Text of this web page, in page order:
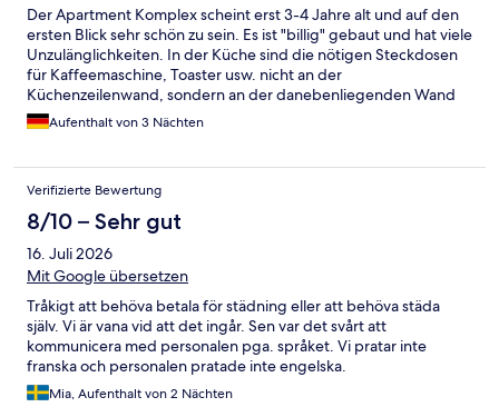
Der Apartment Komplex scheint erst 3-4 Jahre alt und auf den
ersten Blick sehr schön zu sein. Es ist "billig" gebaut und hat viele
Unzulänglichkeiten. In der Küche sind die nötigen Steckdosen
für Kaffeemaschine, Toaster usw. nicht an der
Küchenzeilenwand, sondern an der danebenliegenden Wand
angebracht, was keinen Sinn macht. Es gibt keine Fliegengitter,
obwohl die Gegend als extremes Mosquito Gebiet bekannt ist.
Schlafzimmer waren ohne. Das Fenster konnte man aber wegen
der fehlenden Fliegengitter und Mücken nicht öffnen. Die
Sauberkeit des Apartments ließ zu wünschen übrig. Der Pool
war nur von 10 bis 18 Uhr geöffnet, was auch keinen Sinn macht,
wenn man gerne vor dem Frühstück und den Ausflügen. bzw.
nach den Ausflügen nochmal ein paar Bahnen schwimmen
möchte. Das Personal an der Rezeption war höflich, aber nicht
sonderlich hilfreich. Gemessen an dem hohen Preis kann man
nur sagen: Preis-Leistungsverhältnis viel zu hoch - kann ich nicht
weiter empfehlen. Den einzigen Vorteil den diese Ferienanlage
hat, ist, dass sie fussläufig zu der wunderschönen
Mittelalterstadt Aigus-Mortes ist.
Aufenthalt von 3 Nächten
Verifizierte Bewertung
8/10 – Sehr gut
16. Juli 2026
Mit Google übersetzen
Tråkigt att behöva betala för städning eller att behöva städa
själv. Vi är vana vid att det ingår. Sen var det svårt att
kommunicera med personalen pga. språket. Vi pratar inte
franska och personalen pratade inte engelska.
Mia, Aufenthalt von 2 Nächten